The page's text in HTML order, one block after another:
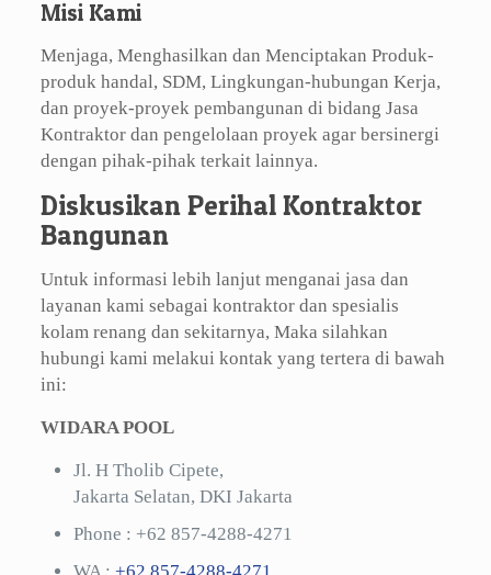
Misi Kami
Menjaga, Menghasilkan dan Menciptakan Produk-
produk handal, SDM, Lingkungan-hubungan Kerja,
dan proyek-proyek pembangunan di bidang Jasa
Kontraktor dan pengelolaan proyek agar bersinergi
dengan pihak-pihak terkait lainnya.
Diskusikan Perihal Kontraktor
Bangunan
Untuk informasi lebih lanjut menganai jasa dan
layanan kami sebagai kontraktor dan spesialis
kolam renang dan sekitarnya, Maka silahkan
hubungi kami melakui kontak yang tertera di bawah
ini:
WIDARA POOL
Jl. H Tholib Cipete,
Jakarta Selatan, DKI Jakarta
Phone : +62 857-4288-4271